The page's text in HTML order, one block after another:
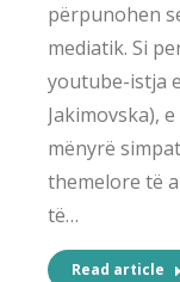
përpunohen
mediatik. Si
youtube-istja
Jakimovska),
mënyrë
themelore të
të…
Read article